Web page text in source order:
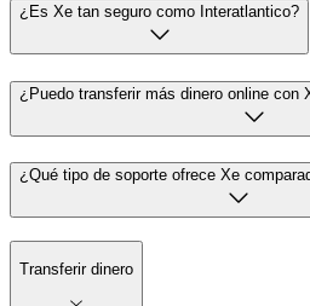
¿Es Xe tan seguro como Interatlantico?
¿Puedo transferir más dinero online con
¿Qué tipo de soporte ofrece Xe
Transferir dinero